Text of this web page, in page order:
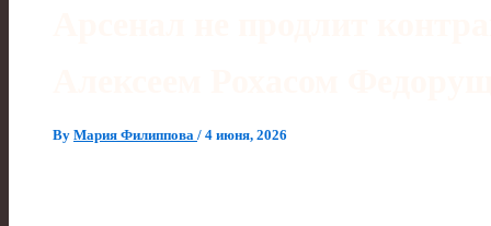
By Мария Филиппова / 4 июня, 2026